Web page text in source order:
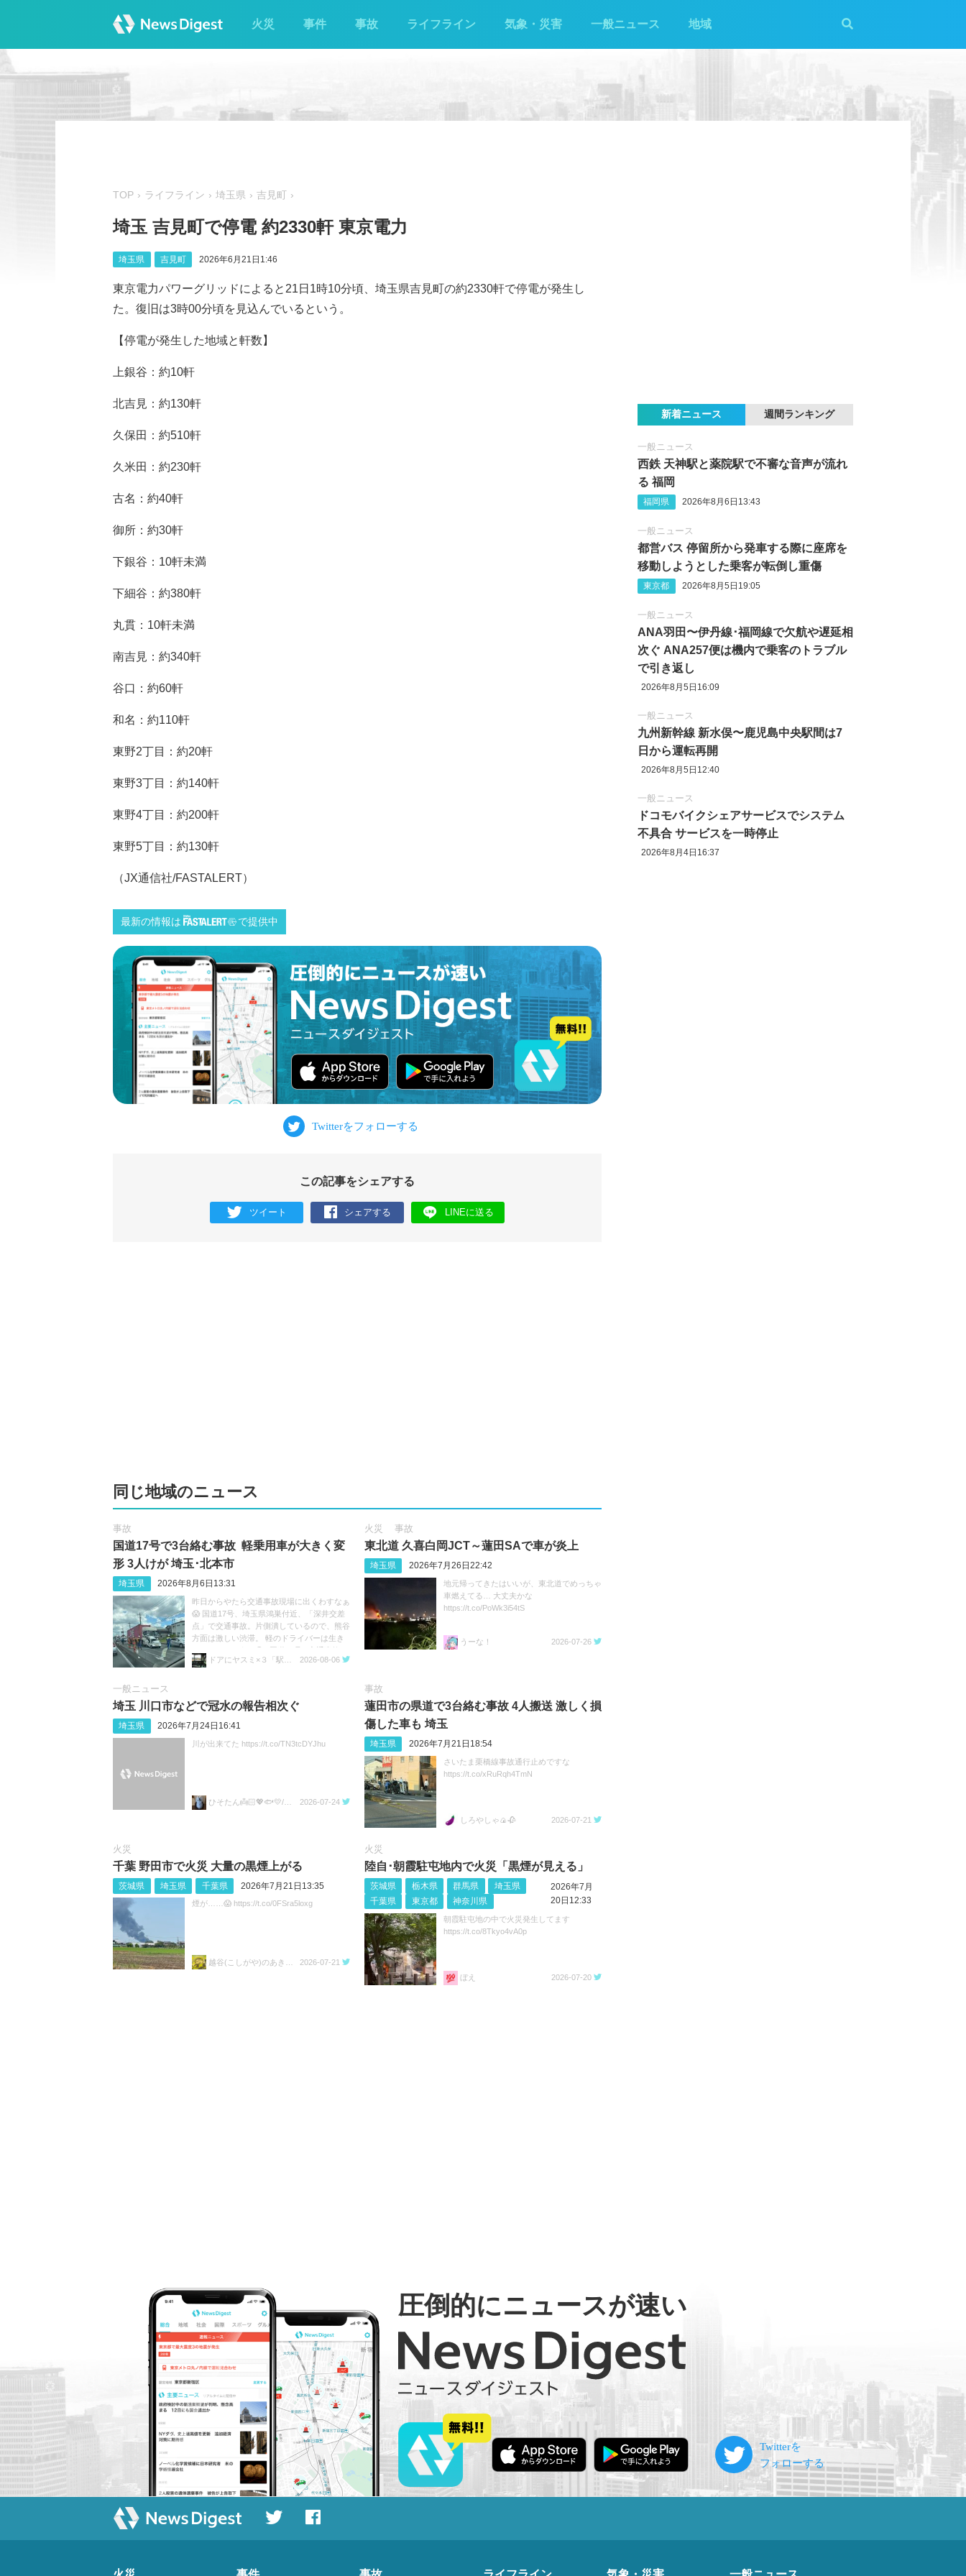
火災 事件 事故 ライフライン 気象・災害 一般ニュース 地域
TOP ライフライン 埼玉県 吉見町
埼玉 吉見町で停電 約2330軒 東京電力
埼玉県 吉見町 2026年6月21日1:46
東京電力パワーグリッドによると21日1時10分頃、埼玉県吉見町の約2330軒で停電が発生し
た。復旧は3時00分頃を見込んでいるという。
【停電が発生した地域と軒数】
上銀谷：約10軒
北吉見：約130軒
久保田：約510軒
久米田：約230軒
古名：約40軒
御所：約30軒
下銀谷：10軒未満
下細谷：約380軒
丸貫：10軒未満
南吉見：約340軒
谷口：約60軒
和名：約110軒
東野2丁目：約20軒
東野3丁目：約140軒
東野4丁目：約200軒
東野5丁目：約130軒
（JX通信社/FASTALERT）
最新の情報は で提供中
この記事をシェアする
ツイート シェアする LINEに送る
同じ地域のニュース
事故
国道17号で3台絡む事故 軽乗用車が大きく変
形 3人けが 埼玉･北本市
埼玉県 2026年8月6日13:31
昨日からやたら交通事故現場に出くわすなぁ
😱 国道17号、埼玉県鴻巣付近、「深井交差
点」で交通事故。片側潰しているので、熊谷
方面は激しい渋滞。 軽のドライバーは生き
ているのだろうか😓 #国道17号 #交通事故 #
渋滞 https://t.co/sGeXdbCMfk
2026-08-06
火災 事故
東北道 久喜白岡JCT～蓮田SAで車が炎上
埼玉県 2026年7月26日22:42
地元帰ってきたはいいが、東北道でめっちゃ
車燃えてる… 大丈夫かな
https://t.co/PoWk3i54tS
うーな！ 2026-07-26
一般ニュース
埼玉 川口市などで冠水の報告相次ぐ
埼玉県 2026年7月24日16:41
川が出来てた https://t.co/TN3tcDYJhu
2026-07-24
事故
蓮田市の県道で3台絡む事故 4人搬送 激しく損
傷した車も 埼玉
埼玉県 2026年7月21日18:54
さいたま栗橋線事故通行止めですな
https://t.co/xRuRqh4TmN
しろやしゃ🍙🥀 2026-07-21
火災
千葉 野田市で火災 大量の黒煙上がる
茨城県 埼玉県 千葉県 2026年7月21日13:35
煙が……😱 https://t.co/0FSra5loxg
2026-07-21
火災
陸自･朝霞駐屯地内で火災「黒煙が見える」
茨城県 栃木県 群馬県
埼玉県
千葉県
東京都 神奈川県
2026年7月
20日12:33
朝霞駐屯地の中で火災発生してます
https://t.co/8Tkyo4vA0p
ぼえ 2026-07-20
新着ニュース 週間ランキング
一般ニュース
西鉄 天神駅と薬院駅で不審な音声が流れ
る 福岡
福岡県 2026年8月6日13:43
一般ニュース
都営バス 停留所から発車する際に座席を
移動しようとした乗客が転倒し重傷
東京都 2026年8月5日19:05
一般ニュース
ANA羽田〜伊丹線･福岡線で欠航や遅延相
次ぐ ANA257便は機内で乗客のトラブル
で引き返し
2026年8月5日16:09
一般ニュース
九州新幹線 新水俣〜鹿児島中央駅間は7
日から運転再開
2026年8月5日12:40
一般ニュース
ドコモバイクシェアサービスでシステム
不具合 サービスを一時停止
2026年8月4日16:37
圧倒的にニュースが速い